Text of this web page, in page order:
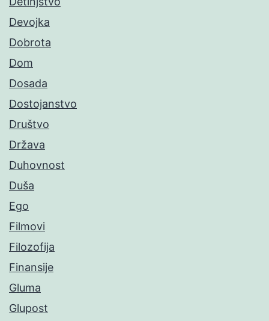
Devojka
Dobrota
Dom
Dosada
Dostojanstvo
Društvo
Država
Duhovnost
Duša
Ego
Filmovi
Filozofija
Finansije
Gluma
Glupost